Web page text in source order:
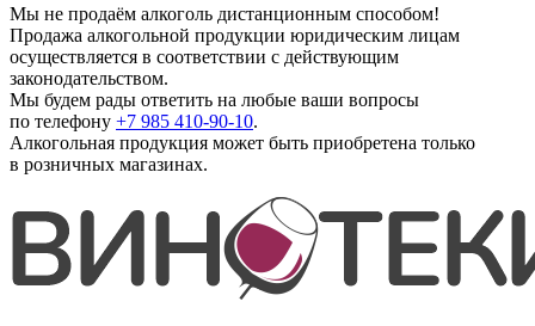
Мы не продаём алкоголь дистанционным способом!
Продажа алкогольной продукции юридическим лицам
осуществляется в соответствии с действующим
законодательством.
Мы будем рады ответить на любые ваши вопросы
по телефону +7 985 410-90-10.
Алкогольная продукция может быть приобретена только
в розничных магазинах.